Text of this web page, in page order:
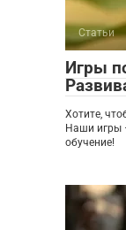
Статьи
Игры
Хотите,
Наши игры
обучение!